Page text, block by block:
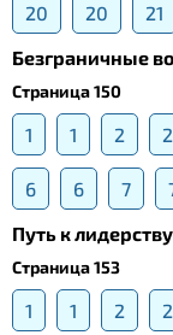
20 20 21
Безграничные
Страница 150
1 1 2 2
6 6 7
Путь к лидерству
Страница 153
1 1 2 2